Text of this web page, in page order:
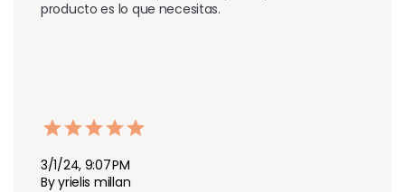
producto es lo que necesitas.
3/1/24, 9:07 PM
By yrielis millan